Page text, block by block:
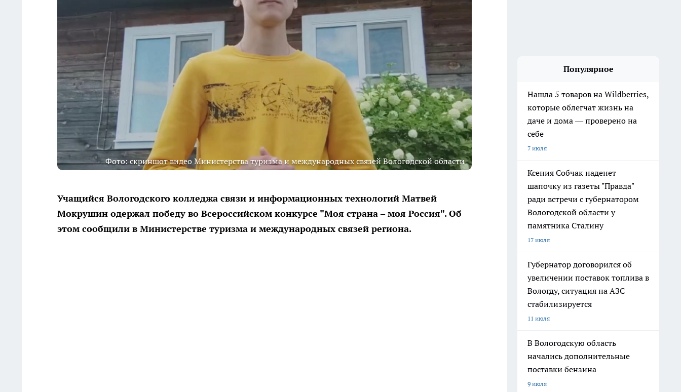
Фото: скриншот видео Министерства туризма и международных связей Вологодской области
Учащийся Вологодского колледжа связи и информационных технологий Матвей
Мокрушин одержал победу во Всероссийском конкурсе "Моя страна – моя Россия". Об
этом сообщили в Министерстве туризма и международных связей региона.
Популярное
Нашла 5 товаров на Wildberries,
которые облегчат жизнь на
даче и дома — проверено на
себе
7 июля
Ксения Собчак наденет
шапочку из газеты "Правда"
ради встречи с губернатором
Вологодской области у
памятника Сталину
17 июля
Губернатор договорился об
увеличении поставок топлива в
Вологду, ситуация на АЗС
стабилизируется
11 июля
В Вологодскую область
начались дополнительные
поставки бензина
9 июля